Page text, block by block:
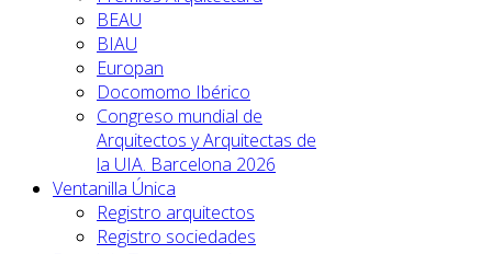
BEAU
BIAU
Europan
Docomomo Ibérico
Congreso mundial de
Arquitectos y Arquitectas de
la UIA. Barcelona 2026
Ventanilla Única
Registro arquitectos
Registro sociedades